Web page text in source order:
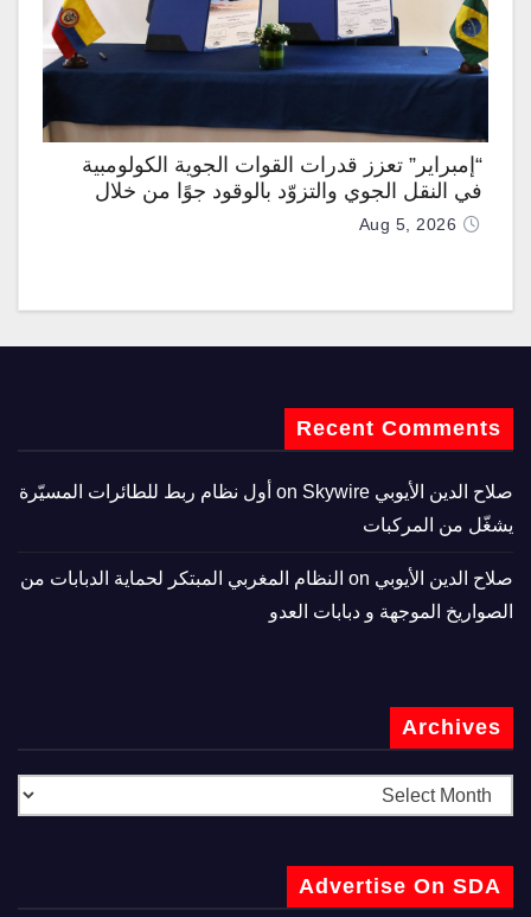
“إمبراير” تعزز قدرات القوات الجوية الكولومبية
في النقل الجوي والتزوّد بالوقود جوًا من خلال
تزويدها بطائرتي “كيه سي-390 ميلينيوم”
Aug 5, 2026
Recent Comments
صلاح الدين الأيوبي
Skywire أول نظام ربط للطائرات المسيّرة
يشغّل من المركبات
صلاح الدين الأيوبي
النظام المغربي المبتكر لحماية الدبابات من
الصواريخ الموجهة و دبابات العدو
Archives
Advertise On SDA